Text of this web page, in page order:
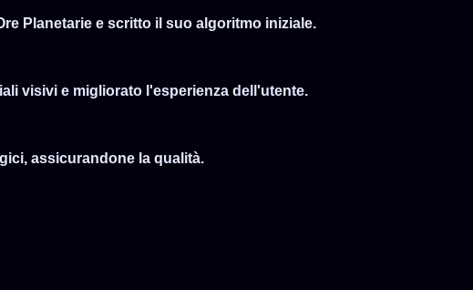
Planetarie e scritto il suo algoritmo iniziale.
visivi e migliorato l'esperienza dell'utente.
assicurandone la qualità.